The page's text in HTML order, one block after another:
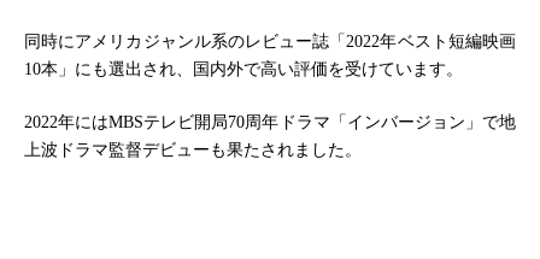
同時にアメリカジャンル系のレビュー誌「2022年ベスト短編映画
10本」にも選出され、国内外で高い評価を受けています。
2022年にはMBSテレビ開局70周年ドラマ「インバージョン」で地
上波ドラマ監督デビューも果たされました。